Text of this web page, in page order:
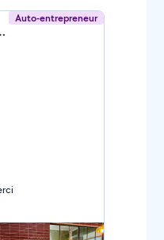
Auto-entrepreneur